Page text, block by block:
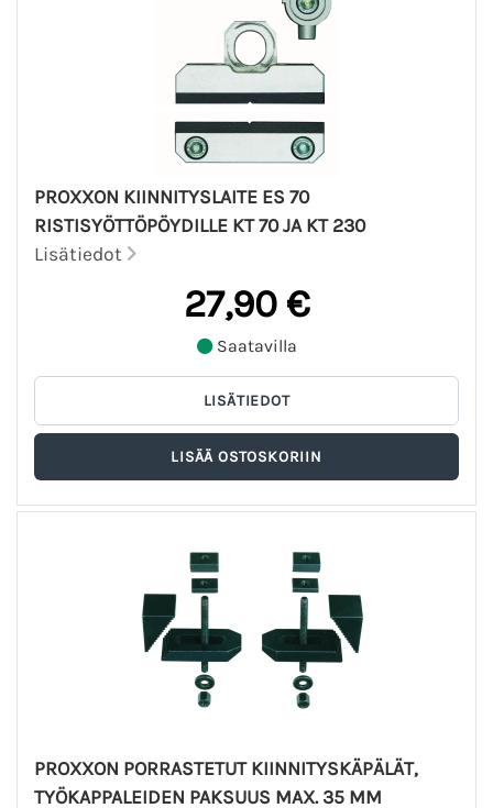
PROXXON KIINNITYSLAITE ES 70
RISTISYÖTTÖPÖYDILLE KT 70 JA KT 230
Lisätiedot
27,90 €
Saatavilla
PROXXON PORRASTETUT KIINNITYSKÄPÄLÄT,
TYÖKAPPALEIDEN PAKSUUS MAX. 35 MM